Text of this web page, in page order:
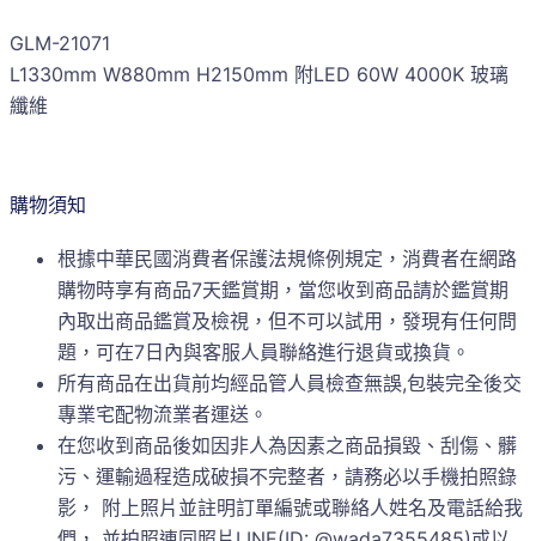
GLM-21071
L1330mm W880mm H2150mm 附LED 60W 4000K 玻璃
纖維
購物須知
根據中華民國消費者保護法規條例規定，消費者在網路
購物時享有商品7天鑑賞期，當您收到商品請於鑑賞期
內取出商品鑑賞及檢視，但不可以試用，發現有任何問
題，可在7日內與客服人員聯絡進行退貨或換貨。
所有商品在出貨前均經品管人員檢查無誤,包裝完全後交
專業宅配物流業者運送。
在您收到商品後如因非人為因素之商品損毀、刮傷、髒
污、運輸過程造成破損不完整者，請務必以手機拍照錄
影， 附上照片並註明訂單編號或聯絡人姓名及電話給我